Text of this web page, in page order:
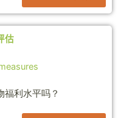
估
福利水平吗？